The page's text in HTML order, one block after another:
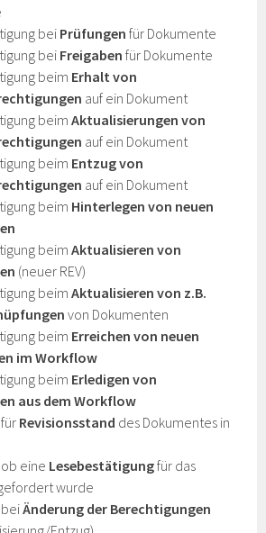
beiPrüfungen für Dokumente
beiFreigaben für Dokumente
beim Erhalt von
auf ein Dokument
beimAktualisierungen von
auf ein Dokument
beim Entzug von
auf ein Dokument
beim Hinterlegen von neuen
beimAktualisieren von
(neuer REV)
beimAktualisieren von z.B.
von Dokumenten
beim Erreichen von neuen
im Workflow
beim Erledigen von
aus dem Workflow
Revisionsstand des Dokumentes in
eine Lesebestätigungfür das
wurde
beiÄnderung der Berechtigungen